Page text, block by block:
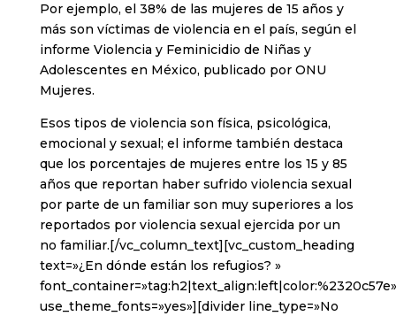
Por ejemplo, el 38% de las mujeres de 15 años y
más son víctimas de violencia en el país, según el
informe Violencia y Feminicidio de Niñas y
Adolescentes en México, publicado por ONU
Mujeres.
Esos tipos de violencia son física, psicológica,
emocional y sexual; el informe también destaca
que los porcentajes de mujeres entre los 15 y 85
años que reportan haber sufrido violencia sexual
por parte de un familiar son muy superiores a los
reportados por violencia sexual ejercida por un
no familiar.[/vc_column_text][vc_custom_heading
text=»¿En dónde están los refugios? »
font_container=»tag:h2|text_align:left|color:%2320c57e»
use_theme_fonts=»yes»][divider line_type=»No